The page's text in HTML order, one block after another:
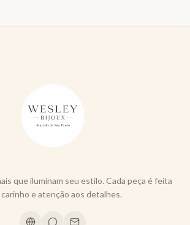
que iluminam seu estilo. Cada peça é feita
e atenção aos detalhes.